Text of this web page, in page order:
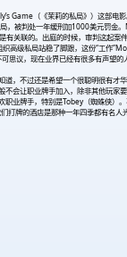
Game（《茉莉的私局》）这部
被判处一年缓刑加1000美元罚
关联的。出庭的时候，审判这起
高级私局站稳了脚跟，这份“工作
议，现在业界已经有很多有声望
，不过还是希望一个很聪明很有才
会让职业牌手加入，除非其他玩
业牌手，特别是Tobey（蜘蛛侠
打牌的酒店是那种一年四季都有